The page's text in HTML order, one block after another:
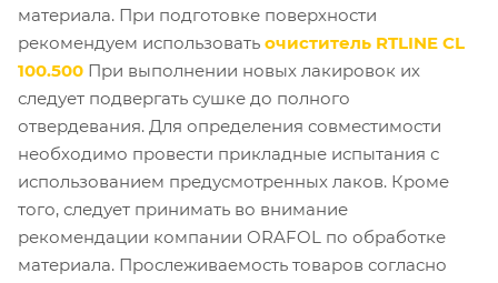
материала. При подготовке поверхности
рекомендуем использовать очиститель RTLINE CL
100.500 При выполнении новых лакировок их
следует подвергать сушке до полного
отвердевания. Для определения совместимости
необходимо провести прикладные испытания с
использованием предусмотренных лаков. Кроме
того, следует принимать во внимание
рекомендации компании ORAFOL по обработке
материала. Прослеживаемость товаров согласно